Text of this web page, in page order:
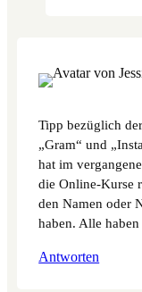
Tipp bezüglich
„Gram“ und
hat im
die Online-Kurse
den Namen oder
haben. Alle
Antworten